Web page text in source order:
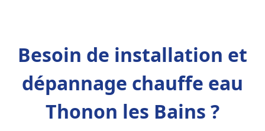
Besoin de installation et
dépannage chauffe eau
Thonon les Bains ?